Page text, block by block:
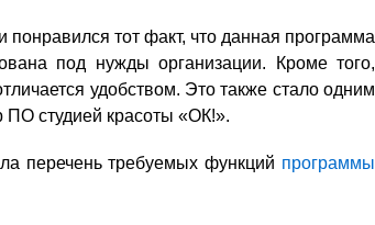
понравился тот факт, что данная программа
под нужды организации. Кроме того,
удобством. Это также стало одним
студией красоты «ОК!».
перечень требуемых функций программы